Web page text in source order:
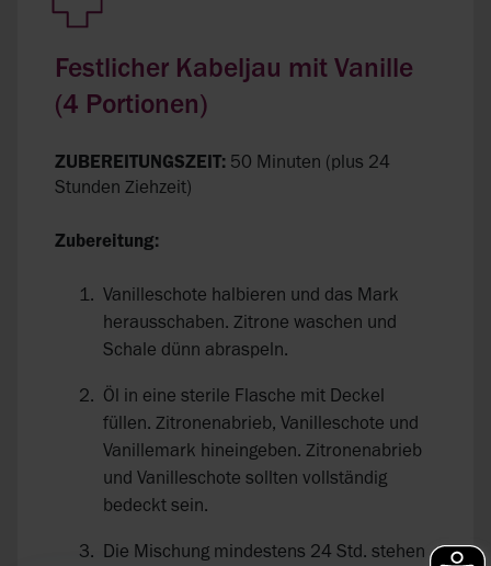
Festlicher Kabeljau mit Vanille
(4 Portionen)
ZUBEREITUNGSZEIT: 50 Minuten (plus 24
Stunden Ziehzeit)
Zubereitung:
Vanilleschote halbieren und das Mark
herausschaben. Zitrone waschen und
Schale dünn abraspeln.
Öl in eine sterile Flasche mit Deckel
füllen. Zitronenabrieb, Vanilleschote und
Vanillemark hineingeben. Zitronenabrieb
und Vanilleschote sollten vollständig
bedeckt sein.
Die Mischung mindestens 24 Std. stehen